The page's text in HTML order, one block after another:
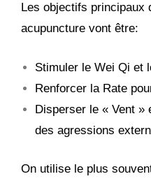
Les objectifs principaux
acupuncture vont être:
Stimuler le Wei Qi et
Renforcer la Rate
Disperser le « Vent »
des agressions
On utilise le plus